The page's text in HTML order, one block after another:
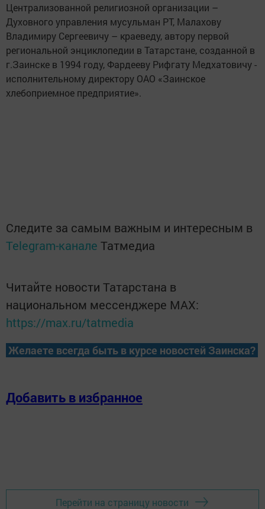
Централизованной религиозной организации –
Духовного управления мусульман РТ, Малахову
Владимиру Сергеевичу – краеведу, автору первой
региональной энциклопедии в Татарстане, созданной в
г.Заинске в 1994 году, Фардееву Рифгату Медхатовичу -
исполнительному директору ОАО «Заинское
хлебоприемное предприятие».
Следите за самым важным и интересным в
Telegram-канале Татмедиа
Читайте новости Татарстана в
национальном мессенджере MАХ:
https://max.ru/tatmedia
Желаете всегда быть в курсе новостей Заинска?
Добавить в избранное
Перейти на страницу новости